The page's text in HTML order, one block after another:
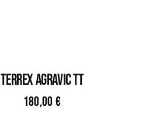
TERREX AGRAVIC TT
180,00 €